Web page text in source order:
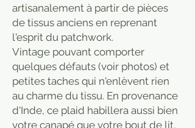
artisanalement à partir de pièces
de tissus anciens en reprenant
l'esprit du patchwork.
Vintage pouvant comporter
quelques défauts (voir photos) et
petites taches qui n'enlèvent rien
au charme du tissu. En provenance
d'Inde, ce plaid habillera aussi bien
votre canapé que votre bout de lit,